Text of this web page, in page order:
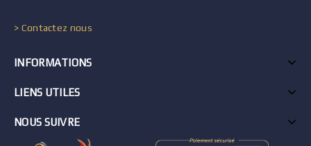
> Contactez nous
INFORMATIONS
LIENS UTILES
NOUS SUIVRE